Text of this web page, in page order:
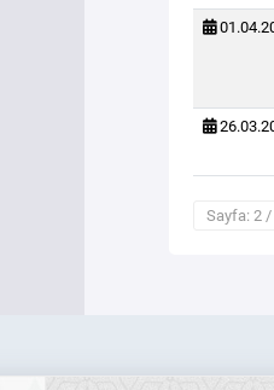
Sayfa: 2 /